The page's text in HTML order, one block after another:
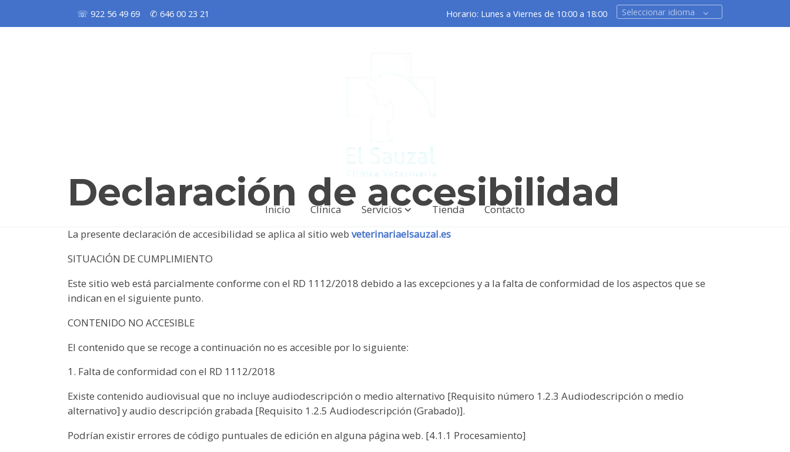
☏ 922 56 49 69 ✆ 646 00 23 21 Horario: Lunes a Viernes de 10:00 a 18:00 Seleccionar idioma
Inicio Clínica Servicios Tienda Contacto
Declaración de accesibilidad
La presente declaración de accesibilidad se aplica al sitio web veterinariaelsauzal.es
SITUACIÓN DE CUMPLIMIENTO
Este sitio web está parcialmente conforme con el RD 1112/2018 debido a las excepciones y a la falta de conformidad de los aspectos que se
indican en el siguiente punto.
CONTENIDO NO ACCESIBLE
El contenido que se recoge a continuación no es accesible por lo siguiente:
1. Falta de conformidad con el RD 1112/2018
Existe contenido audiovisual que no incluye audiodescripción o medio alternativo [Requisito número 1.2.3 Audiodescripción o medio
alternativo] y audio descripción grabada [Requisito 1.2.5 Audiodescripción (Grabado)].
Podrían existir errores de código puntuales de edición en alguna página web. [4.1.1 Procesamiento]